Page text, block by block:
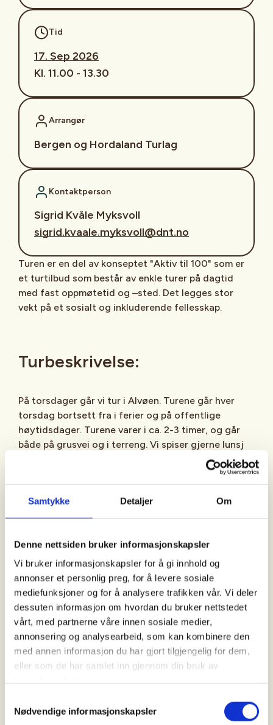
Samtykke Detaljer Om
Denne nettsiden bruker informasjonskapsler
Vi bruker informasjonskapsler for å gi innhold og
annonser et personlig preg, for å levere sosiale
mediefunksjoner og for å analysere trafikken vår. Vi deler
dessuten informasjon om hvordan du bruker nettstedet
vårt, med partnerne våre innen sosiale medier,
annonsering og analysearbeid, som kan kombinere den
med annen informasjon du har gjort tilgjengelig for dem,
eller som de har samlet inn gjennom din bruk av
Nødvendige informasjonskapsler
Tid
17. Sep 2026
Kl. 11.00 - 13.30
Arrangør
Bergen og Hordaland Turlag
Kontaktperson
Sigrid Kvåle Myksvoll
sigrid.kvaale.myksvoll@dnt.no
Turen er en del av konseptet "Aktiv til 100" som er
et turtilbud som består av enkle turer på dagtid
med fast oppmøtetid og –sted. Det legges stor
vekt på et sosialt og inkluderende fellesskap.
Turbeskrivelse:
På torsdager går vi tur i Alvøen. Turene går hver
torsdag bortsett fra i ferier og på offentlige
høytidsdager. Turene varer i ca. 2-3 timer, og går
både på grusvei og i terreng. Vi spiser gjerne lunsj
underveis/etter turen, så ta gjerne med litt mat og
drikke. Kle deg etter været og bli med ut på tur.
Gode sko og klær. Husk at du skal kunne holde deg
varm ved pauser eller om det skulle skje noe (skade,
ulykke etc) som gjør at det tar lenger tid å komme
seg tilbake.
Oppmøte:
Parkeringsplassen ved Alvøen idrettspark kl 11:00.
Klikk her for å se kart